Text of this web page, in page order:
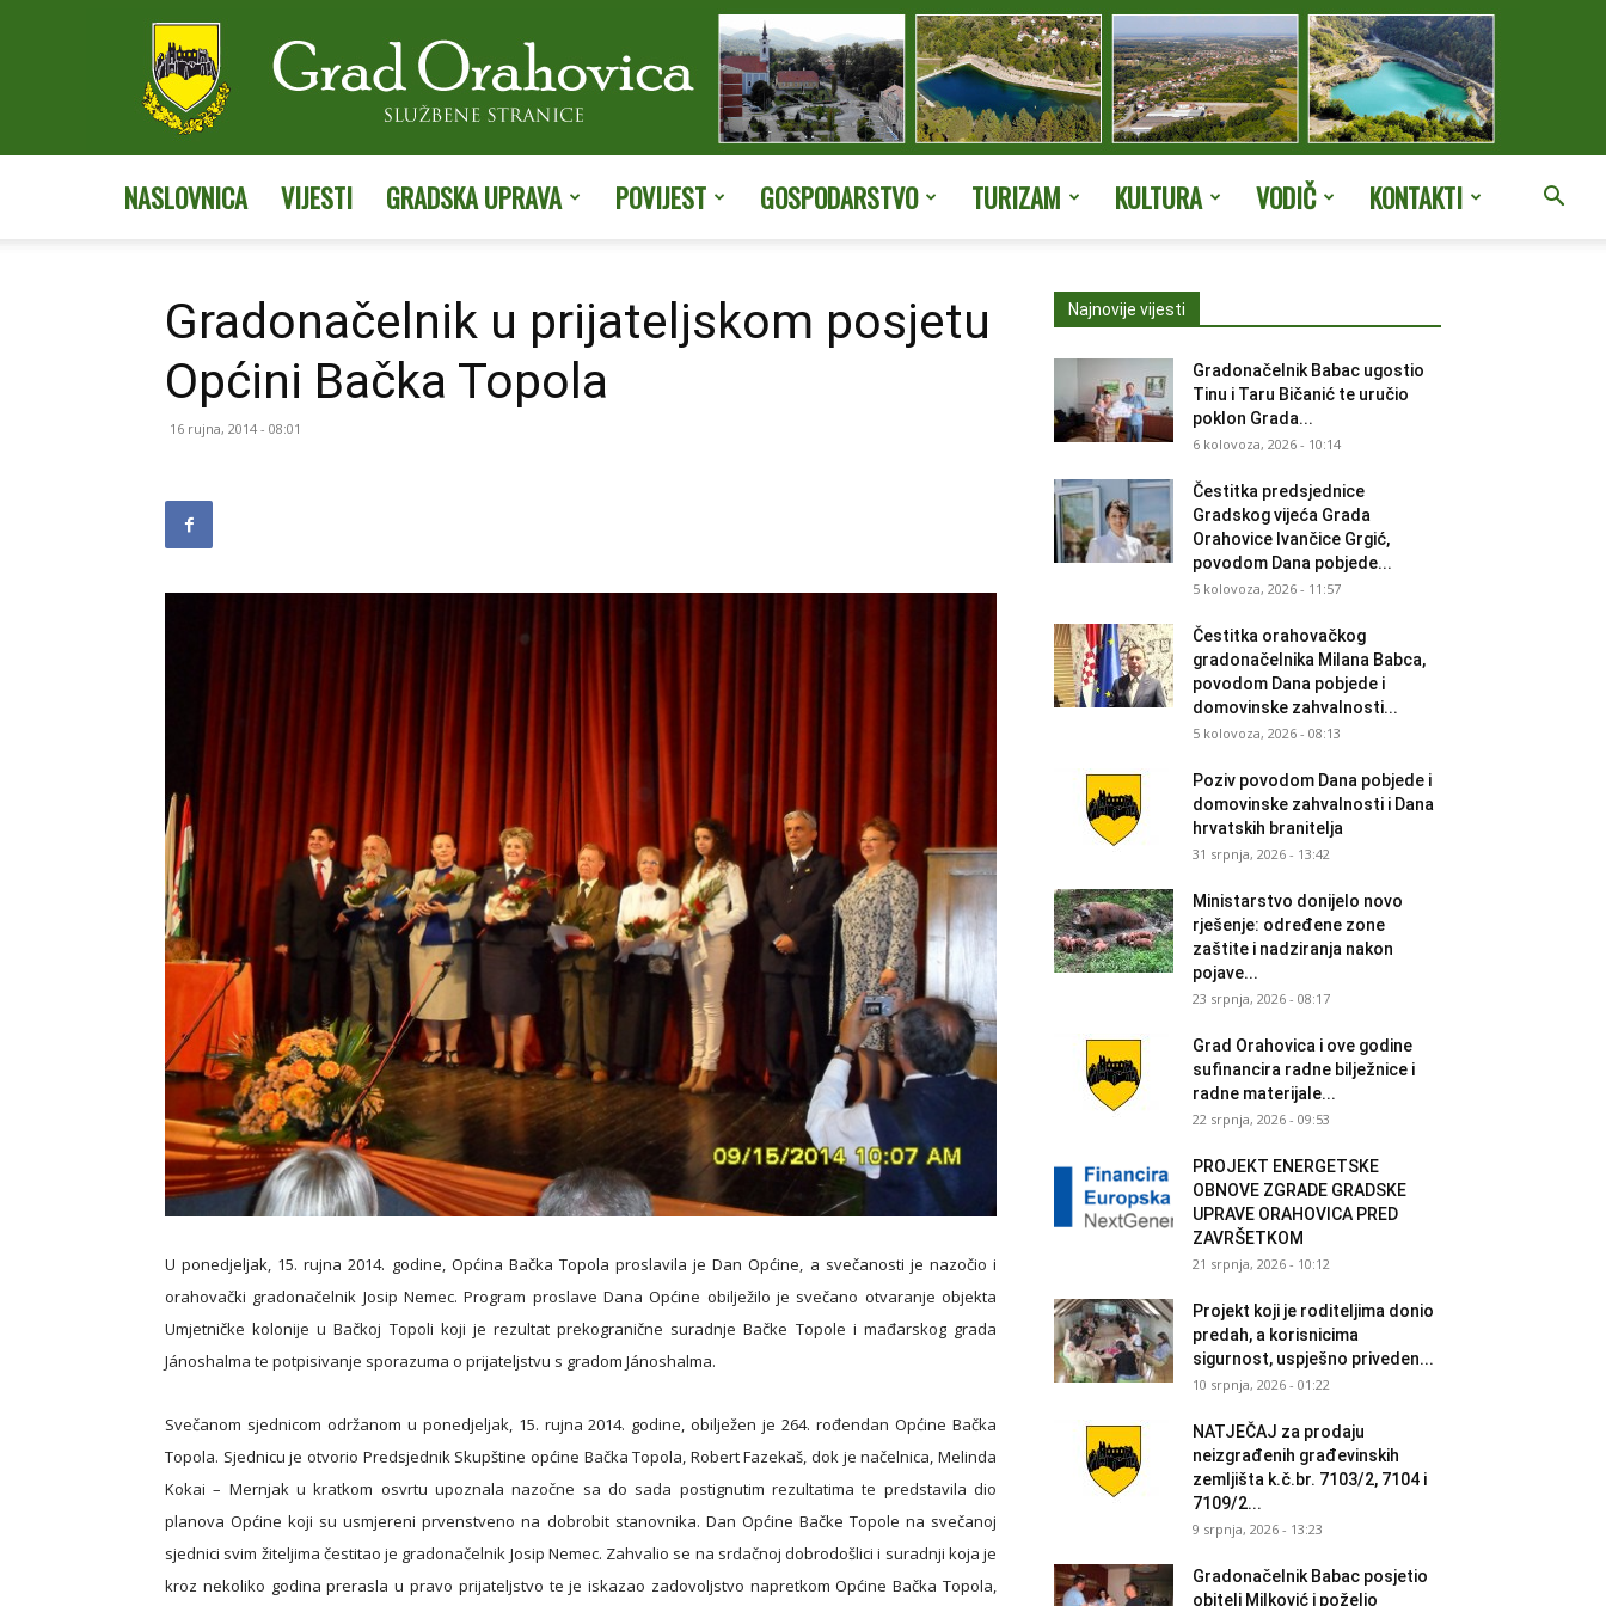
NASLOVNICA VIJESTI GRADSKA UPRAVA POVIJEST GOSPODARSTVO TURIZAM KULTURA VODIČ KONTAKTI
Gradonačelnik u prijateljskom posjetu
Općini Bačka Topola
16 rujna, 2014 - 08:01
U ponedjeljak, 15. rujna 2014. godine, Općina Bačka Topola proslavila je Dan Općine, a svečanosti je nazočio i
orahovački gradonačelnik Josip Nemec. Program proslave Dana Općine obilježilo je svečano otvaranje objekta
Umjetničke kolonije u Bačkoj Topoli koji je rezultat prekogranične suradnje Bačke Topole i mađarskog grada
Jánoshalma te potpisivanje sporazuma o prijateljstvu s gradom Jánoshalma.
Svečanom sjednicom održanom u ponedjeljak, 15. rujna 2014. godine, obilježen je 264. rođendan Općine Bačka
Topola. Sjednicu je otvorio Predsjednik Skupštine općine Bačka Topola, Robert Fazekaš, dok je načelnica, Melinda
Kokai – Mernjak u kratkom osvrtu upoznala nazočne sa do sada postignutim rezultatima te predstavila dio
planova Općine koji su usmjereni prvenstveno na dobrobit stanovnika. Dan Općine Bačke Topole na svečanoj
sjednici svim žiteljima čestitao je gradonačelnik Josip Nemec. Zahvalio se na srdačnoj dobrodošlici i suradnji koja je
kroz nekoliko godina prerasla u pravo prijateljstvo te je iskazao zadovoljstvo napretkom Općine Bačka Topola,
Najnovije vijesti
Gradonačelnik Babac ugostio
Tinu i Taru Bičanić te uručio
poklon Grada...
6 kolovoza, 2026 - 10:14
Čestitka predsjednice
Gradskog vijeća Grada
Orahovice Ivančice Grgić,
povodom Dana pobjede...
5 kolovoza, 2026 - 11:57
Čestitka orahovačkog
gradonačelnika Milana Babca,
povodom Dana pobjede i
domovinske zahvalnosti...
5 kolovoza, 2026 - 08:13
Poziv povodom Dana pobjede i
domovinske zahvalnosti i Dana
hrvatskih branitelja
31 srpnja, 2026 - 13:42
Ministarstvo donijelo novo
rješenje: određene zone
zaštite i nadziranja nakon
pojave...
23 srpnja, 2026 - 08:17
Grad Orahovica i ove godine
sufinancira radne bilježnice i
radne materijale...
22 srpnja, 2026 - 09:53
PROJEKT ENERGETSKE
OBNOVE ZGRADE GRADSKE
UPRAVE ORAHOVICA PRED
ZAVRŠETKOM
21 srpnja, 2026 - 10:12
Projekt koji je roditeljima donio
predah, a korisnicima
sigurnost, uspješno priveden...
10 srpnja, 2026 - 01:22
NATJEČAJ za prodaju
neizgrađenih građevinskih
zemljišta k.č.br. 7103/2, 7104 i
7109/2...
9 srpnja, 2026 - 13:23
Gradonačelnik Babac posjetio
obitelj Milković i poželio